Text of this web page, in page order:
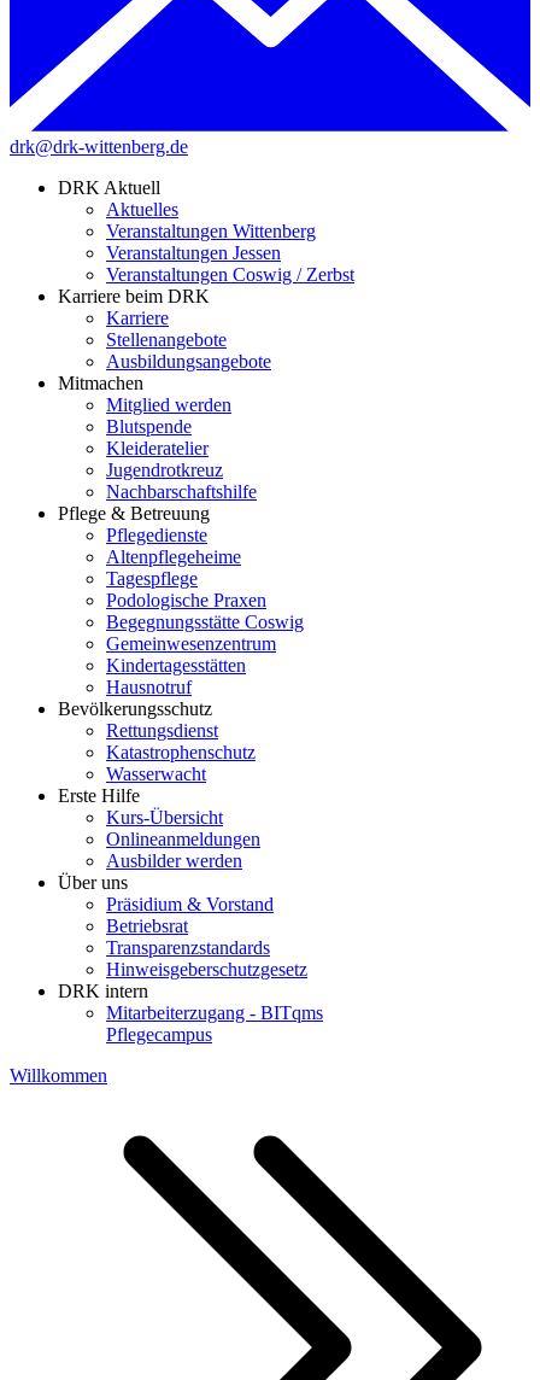
drk@drk-wittenberg.de
DRK Aktuell
Aktuelles
Veranstaltungen Wittenberg
Veranstaltungen Jessen
Veranstaltungen Coswig / Zerbst
Karriere beim DRK
Karriere
Stellenangebote
Ausbildungsangebote
Mitmachen
Mitglied werden
Blutspende
Kleideratelier
Jugendrotkreuz
Nachbarschaftshilfe
Pflege & Betreuung
Pflegedienste
Altenpflegeheime
Tagespflege
Podologische Praxen
Begegnungsstätte Coswig
Gemeinwesenzentrum
Kindertagesstätten
Hausnotruf
Bevölkerungsschutz
Rettungsdienst
Katastrophenschutz
Wasserwacht
Erste Hilfe
Kurs-Übersicht
Onlineanmeldungen
Ausbilder werden
Über uns
Präsidium & Vorstand
Betriebsrat
Transparenzstandards
Hinweisgeberschutzgesetz
DRK intern
Mitarbeiterzugang - BITqms
Pflegecampus
Willkommen